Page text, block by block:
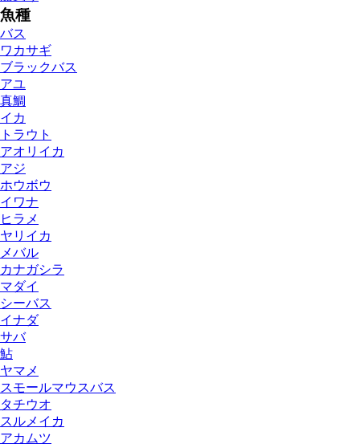
魚種
バス
ワカサギ
ブラックバス
アユ
真鯛
イカ
トラウト
アオリイカ
アジ
ホウボウ
イワナ
ヒラメ
ヤリイカ
メバル
カナガシラ
マダイ
シーバス
イナダ
サバ
鮎
ヤマメ
スモールマウスバス
タチウオ
スルメイカ
アカムツ